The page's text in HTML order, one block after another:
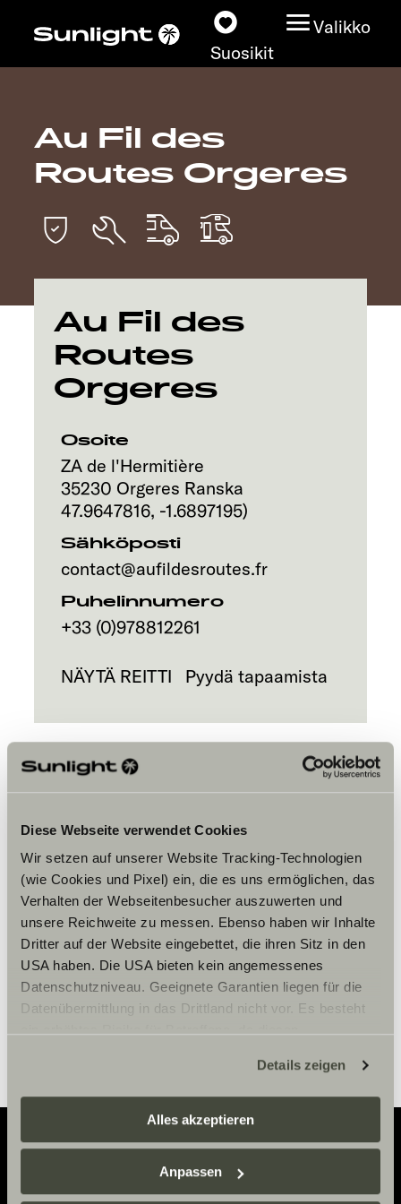
Diese Webseite verwendet Cookies
Wir setzen auf unserer Website Tracking-Technologien
(wie Cookies und Pixel) ein, die es uns ermöglichen, das
Verhalten der Webseitenbesucher auszuwerten und
unsere Reichweite zu messen. Ebenso haben wir Inhalte
Dritter auf der Website eingebettet, die ihren Sitz in den
USA haben. Die USA bieten kein angemessenes
Datenschutzniveau. Geeignete Garantien liegen für die
Datenübermittlung in das Drittland nicht vor. Es besteht
zustehen. Eingesetzte Dienstleister können Daten für
eigene Zwecke verarbeiten und mit anderen Daten
zusammenführen. Weitere Informationen finden Sie hier:
Datenschutzerklärung
einzelne Cookies/Dienste in den Einstellungen aus,
Details zeigen
Alles akzeptieren
Anpassen
Suosikit
Valikko
Matkailuautot
Löydä oma Sunlightisi
Tutustu
Lisätietoja
Au Fil des
Routes Orgeres
Au Fil des
Routes
Orgeres
Osoite
ZA de l'Hermitière
35230 Orgeres Ranska
47.9647816, -1.6897195)
Sähköposti
contact@aufildesroutes.fr
Puhelinnumero
+33 (0)978812261
NÄYTÄ REITTI Pyydä tapaamista
Please accept marketing-
cookies to use this function.
Cookie Settings
Adventure